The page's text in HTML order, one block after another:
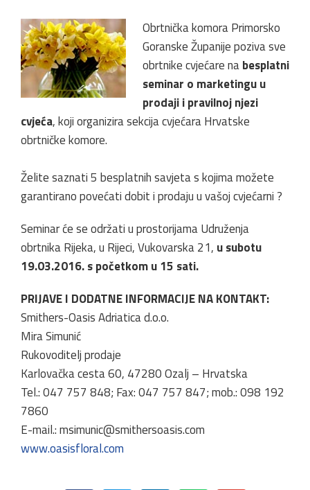
Obrtnička komora Primorsko
Goranske Županije poziva sve
obrtnike cvjećare nabesplatni
seminar o marketingu u
prodaji i pravilnoj njezi
cvjeća, koji organizira sekcija cvjećara Hrvatske
obrtničke komore.
Želite saznati 5 besplatnih savjeta s kojima možete
garantirano povećati dobit i prodaju u vašoj cvjećarni ?
Seminar će se održati u prostorijama Udruženja
obrtnika Rijeka, u Rijeci, Vukovarska 21, u subotu
19.03.2016. s početkom u 15 sati.
PRIJAVE I DODATNE INFORMACIJE NA KONTAKT:
Smithers-Oasis Adriatica d.o.o.
Mira Simunić
Rukovoditelj prodaje
Karlovačka cesta 60, 47280 Ozalj – Hrvatska
Tel.: 047 757 848; Fax: 047 757 847; mob.: 098 192
7860
E-mail.: msimunic@smithersoasis.com
www.oasisfloral.com